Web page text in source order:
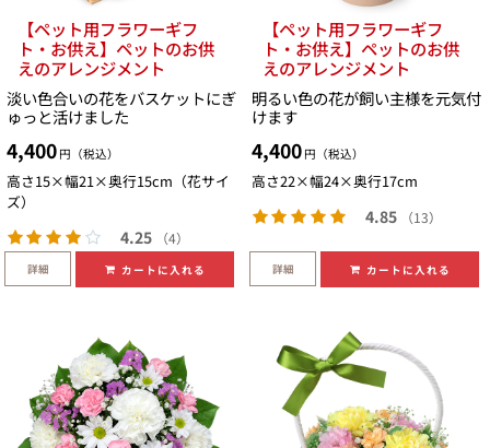
【ペット用フラワーギフ
ト・お供え】ペットのお供
えのアレンジメント
淡い色合いの花をバスケットにぎ
ゅっと活けました
4,400 円（税込）
高さ15×幅21×奥行15cm（花サイ
ズ）
4.25 （4）
詳細 カートに入れる
【ペット用フラワーギフ
ト・お供え】ペットのお供
えのアレンジメント
明るい色の花が飼い主様を元気付
けます
4,400 円（税込）
高さ22×幅24×奥行17cm
4.85 （13）
詳細 カートに入れる